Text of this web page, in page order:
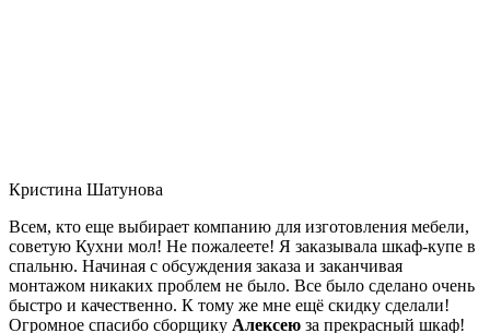
Кристина Шатунова
Всем, кто еще выбирает компанию для изготовления мебели,
советую Кухни мол! Не пожалеете! Я заказывала шкаф-купе в
спальню. Начиная с обсуждения заказа и заканчивая
монтажом никаких проблем не было. Все было сделано очень
быстро и качественно. К тому же мне ещё скидку сделали!
Огромное спасибо сборщику Алексею за прекрасный шкаф!